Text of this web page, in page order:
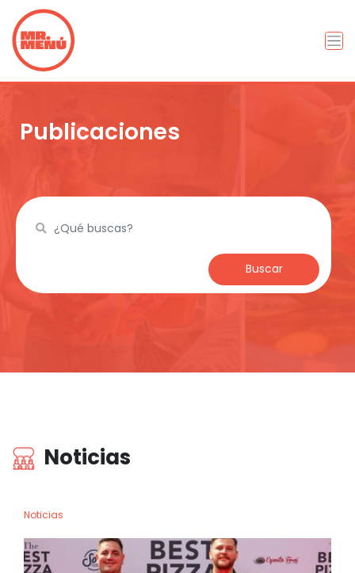
Publicaciones
Buscar
Noticias
Noticias